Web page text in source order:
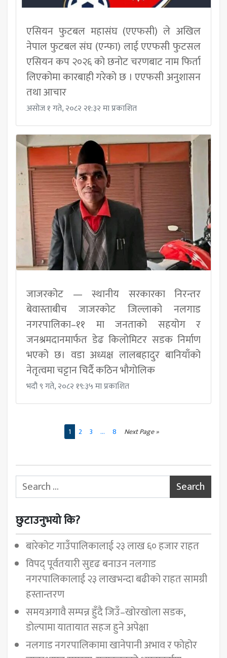
एसियन फुटबल महासंघ (एएफसी) ले अखिल
नेपाल फुटबल संघ (एन्फा) लाई एएफसी फुटसल
एसियन कप २०२६ को छनोट चरणबाट नाम फिर्ता
लिएकोमा कारबाही गरेको छ । एएफसी अनुशासन
तथा आचार
असोज १ गते, २०८२ २१:३२ मा प्रकाशित
जाजरकोट — स्थानीय सरकारका निरन्तर
बेवास्ताबीच जाजरकोट जिल्लाको नलगाड
नगरपालिका–११ मा जनताको सहयोग र
जनश्रमदानमार्फत डेढ किलोमिटर सडक निर्माण
भएको छ। वडा अध्यक्ष लालबहादुर बानियाँको
नेतृत्वमा चट्टान चिर्दै कठिन भौगोलिक
भदौ ९ गते, २०८२ १९:३५ मा प्रकाशित
1 2 3 ... 8 Next Page »
Search for:
छुटाउनुभयो कि?
बारेकोट गाउँपालिकालाई २३ लाख ६० हजार राहत
विपद् पूर्वतयारी सुदृढ बनाउन नलगाड
नगरपालिकालाई २३ लाखभन्दा बढीको राहत सामग्री
हस्तान्तरण
समयअगावै सम्पन्न हुँदै जिउँ–खोरखोला सडक,
डोल्पामा यातायात सहज हुने अपेक्षा
नलगाड नगरपालिकामा खानेपानी अभाव र फोहोर